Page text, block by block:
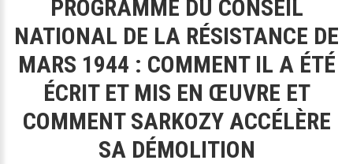
PROGRAMME DU CONSEIL
NATIONAL DE LA RÉSISTANCE DE
MARS 1944 : COMMENT IL A ÉTÉ
ÉCRIT ET MIS EN ŒUVRE ET
COMMENT SARKOZY ACCÉLÈRE
SA DÉMOLITION